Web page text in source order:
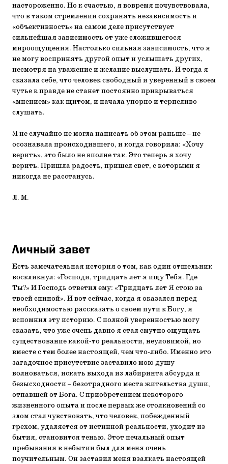
настороженно. Но к счастью, я вовремя почувствовала,
что в таком стремлении сохранять независимость и
«объективность» на самом деле присутствует
сильнейшая зависимость от уже сложившегося
мироощущения. Настолько сильная зависимость, что я
не могу воспринять другой опыт и услышать других,
несмотря на уважение и желание выслушать. И тогда я
сказала себе, что человек свободный и уверенный в своем
чутье к правде не станет постоянно прикрываться
«мнением» как щитом, и начала упорно и терпеливо
слушать.
Я не случайно не могла написать об этом раньше – не
осознавала происходившего, и когда говорила: «Хочу
верить», это было не вполне так. Это теперь я хочу
верить. Пришла радость, пришел свет, с которыми я
никогда не расстанусь.
Л. М.
Личный завет
Есть замечательная история о том, как один отшельник
воскликнул: «Господи, тридцать лет я ищу Тебя. Где
Ты?» И Господь ответил ему: «Тридцать лет Я стою за
твоей спиной». И вот сейчас, когда я оказался перед
необходимостью рассказать о своем пути к Богу, я
вспомнил эту историю. С полной уверенностью могу
сказать, что уже очень давно я стал смутно ощущать
существование какой-то реальности, неуловимой, но
вместе с тем более настоящей, чем что-либо. Именно это
загадочное присутствие заставило мою душу
волноваться, искать выхода из лабиринта абсурда и
безысходности – безотрадного места жительства души,
отпавшей от Бога. С приобретением некоторого
жизненного опыта и после первых же столкновений со
злом стал чувствовать, что человек, побежденный
грехом, удаляется от истинной реальности, уходит из
бытия, становится тенью. Этот печальный опыт
пребывания в небытии был для меня очень
поучительным. Он заставил меня взалкать настоящей